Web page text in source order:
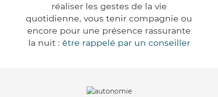
réaliser les gestes de la vie
quotidienne, vous tenir compagnie ou
encore pour une présence rassurante
la nuit : être rappelé par un conseiller